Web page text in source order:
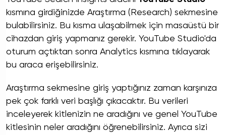
kısmına girdiğinizde Araştırma (Research) sekmesine
bulabilirsiniz. Bu kısma ulaşabilmek için masaüstü bir
cihazdan giriş yapmanız gerekir. YouTube Studio'da
oturum açtıktan sonra Analytics kısmına tıklayarak
bu araca erişebilirsiniz.
Araştırma sekmesine giriş yaptığınız zaman karşınıza
pek çok farklı veri başlığı çıkacaktır. Bu verileri
inceleyerek kitlenizin ne aradığını ve genel YouTube
kitlesinin neler aradığını öğrenebilirsiniz. Ayrıca sizi